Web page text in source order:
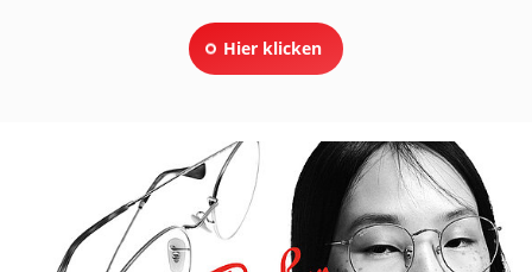
Hier klicken